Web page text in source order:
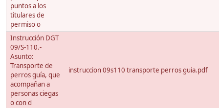
puntos a los
titulares de
permiso o
Instrucción DGT
09/S-110.-
Asunto:
Transporte de
perros guía, que
acompañan a
personas ciegas
o con d
instruccion 09s110 transporte perros guia.pdf